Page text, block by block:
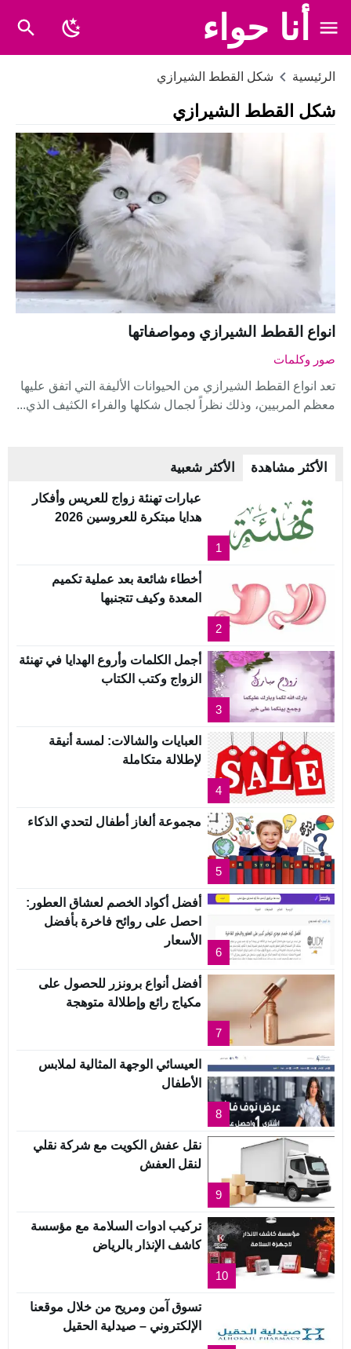
أنا حواء
الرئيسية شكل القطط الشيرازي
شكل القطط الشيرازي
انواع القطط الشيرازي ومواصفاتها
صور وكلمات
تعد انواع القطط الشيرازي من الحيوانات الأليفة التي اتفق عليها
معظم المربيين، وذلك نظراً لجمال شكلها والفراء الكثيف الذي...
الأكثر مشاهدة الأكثر شعبية
1
عبارات تهنئة زواج للعريس وأفكار
هدايا مبتكرة للعروسين 2026
2
أخطاء شائعة بعد عملية تكميم
المعدة وكيف تتجنبها
3
أجمل الكلمات وأروع الهدايا في تهنئة
الزواج وكتب الكتاب
4
العبايات والشالات: لمسة أنيقة
لإطلالة متكاملة
5
مجموعة ألغاز أطفال لتحدي الذكاء
6
أفضل أكواد الخصم لعشاق العطور:
احصل على روائح فاخرة بأفضل
الأسعار
7
أفضل أنواع برونزر للحصول على
مكياج رائع وإطلالة متوهجة
8
العيسائي الوجهة المثالية لملابس
الأطفال
9
نقل عفش الكويت مع شركة نقلي
لنقل العفش
10
تركيب ادوات السلامة مع مؤسسة
كاشف الإنذار بالرياض
تسوق آمن ومريح من خلال موقعنا
الإلكتروني – صيدلية الحقيل